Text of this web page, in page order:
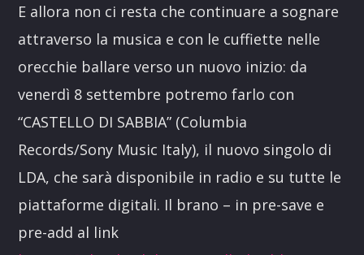
E allora non ci resta che continuare a sognare
attraverso la musica e con le cuffiette nelle
orecchie ballare verso un nuovo inizio: da
venerdì 8 settembre potremo farlo con
“CASTELLO DI SABBIA” (Columbia
Records/Sony Music Italy), il nuovo singolo di
LDA, che sarà disponibile in radio e su tutte le
piattaforme digitali. Il brano – in pre-save e
pre-add al link